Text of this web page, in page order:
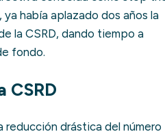
había aplazado dos años la
la CSRD, dando tiempo a
fondo.
CSRD
reducción drástica del número